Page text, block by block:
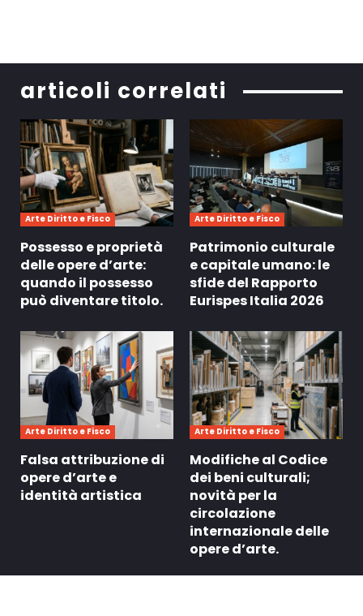
articoli correlati
Arte Diritto e Fisco
Possesso e proprietà
delle opere d’arte:
quando il possesso
può diventare titolo.
Arte Diritto e Fisco
Patrimonio culturale
e capitale umano: le
sfide del Rapporto
Eurispes Italia 2026
Arte Diritto e Fisco
Falsa attribuzione di
opere d’arte e
identità artistica
Arte Diritto e Fisco
Modifiche al Codice
dei beni culturali;
novità per la
circolazione
internazionale delle
opere d’arte.